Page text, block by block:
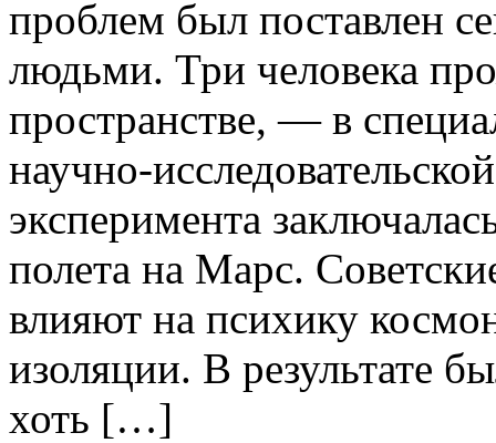
проблем был поставлен
людьми. Три человека
пространстве, — в
научно-
эксперимента
полета на Марс.
влияют на психику
изоляции. В результате
хоть […]